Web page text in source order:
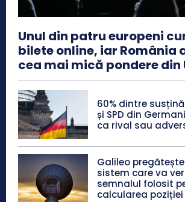
Unul din patru europeni
bilete online, iar România
cea mai mică pondere din
60% dintre
și SPD din
ca rival sau
Galileo
sistem care va
semnalul folosit
calcularea